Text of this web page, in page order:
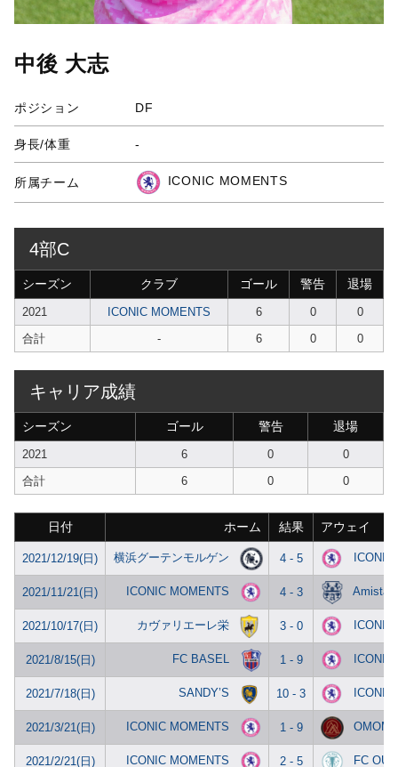
中後 大志
ポジション DF
身長/体重 -
所属チーム ICONIC MOMENTS
4部C
シーズン クラブ ゴール 警告 退場
2021 ICONIC MOMENTS 6 0
0
合計
- 6 0 0
キャリア成績
シーズン ゴール 警告 退場
2021 6 0
0
合計
6 0 0
日付 ホーム 結果 アウェイ
2021/12/19(日) 横浜グーテンモルゲン 4 - 5 ICONIC
2021/11/21(日) ICONIC MOMENTS 4 - 3 Amistad
2021/10/17(日) カヴァリエーレ栄 3 - 0 ICONIC
2021/8/15(日) FC BASEL 1 - 9 ICONIC
2021/7/18(日) SANDY’S 10 - 3 ICONIC
2021/3/21(日) ICONIC MOMENTS 1 - 9
2021/2/21(日) ICONIC MOMENTS 2 - 5 FC OUO